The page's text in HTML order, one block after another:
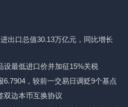
出口总值30.13万亿元，同比增长
设最低进口价并加征15%关税
，较前一交易日调贬9个基点
双边本币互换协议